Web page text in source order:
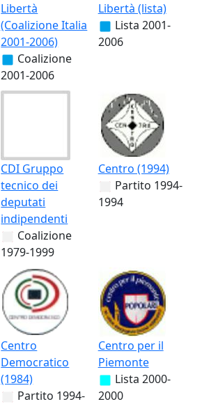
Libertà
(Coalizione Italia
2001-2006)
Coalizione
2001-2006
Libertà (lista)
Lista 2001-
2006
CDI Gruppo
tecnico dei
deputati
indipendenti
Coalizione
1979-1999
Centro (1994)
Partito 1994-
1994
Centro
Democratico
(1984)
Partito 1994-
Centro per il
Piemonte
Lista 2000-
2000